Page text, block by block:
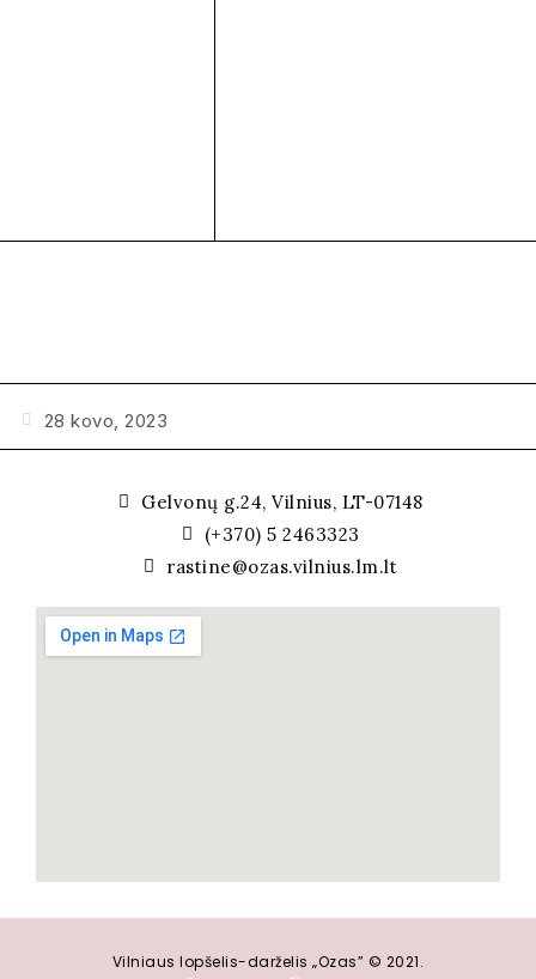
28 kovo, 2023
Gelvonų g.24, Vilnius, LT-07148
(+370) 5 2463323
rastine@ozas.vilnius.lm.lt
Vilniaus lopšelis-darželis „Ozas” © 2021.